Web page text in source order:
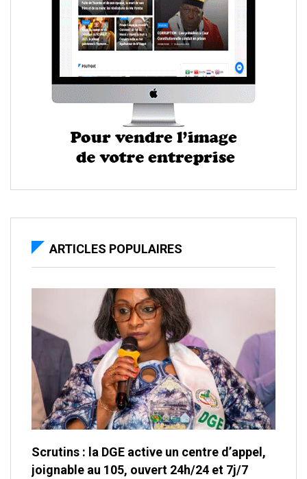
ARTICLES POPULAIRES
Scrutins : la DGE active un centre d’appel,
joignable au 105, ouvert 24h/24 et 7j/7